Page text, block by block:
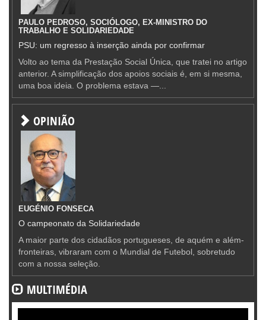
PAULO PEDROSO, SOCIÓLOGO, EX-MINISTRO DO
TRABALHO E SOLIDARIEDADE
PSU: um regresso à inserção ainda por confirmar
Volto ao tema da Prestação Social Única, que tratei no artigo
anterior. A simplificação dos apoios sociais é, em si mesma,
uma boa ideia. O problema estava —...
OPINIÃO
EUGÉNIO FONSECA
O campeonato da Solidariedade
A maior parte dos cidadãos portugueses, de aquém e além-
fronteiras, vibraram com o Mundial de Futebol, sobretudo
com a nossa seleção.
MULTIMÉDIA